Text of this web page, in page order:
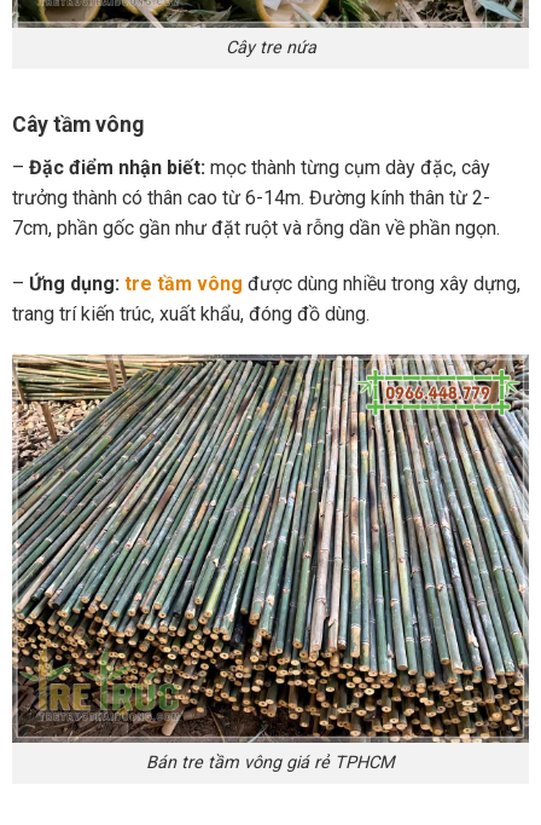
Cây tre nứa
Cây tầm vông
– Đặc điểm nhận biết: mọc thành từng cụm dày đặc, cây
trưởng thành có thân cao từ 6-14m. Đường kính thân từ 2-
7cm, phần gốc gần như đặt ruột và rỗng dần về phần ngọn.
– Ứng dụng: tre tầm vông được dùng nhiều trong xây dựng,
trang trí kiến trúc, xuất khẩu, đóng đồ dùng.
Bán tre tầm vông giá rẻ TPHCM